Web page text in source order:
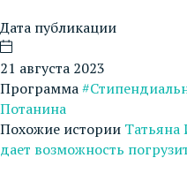
Дата публикации
21 августа 2023
Программа
Потанина
Похожие истории
дает возможность